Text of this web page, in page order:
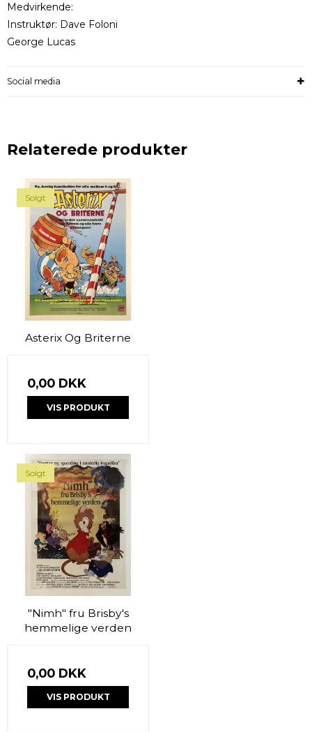
Medvirkende:
Instruktør: Dave Foloni
George Lucas
Social media
Relaterede produkter
Solgt
Asterix Og Briterne
0,00 DKK
VIS PRODUKT
Solgt
"Nimh" fru Brisby's
hemmelige verden
0,00 DKK
VIS PRODUKT